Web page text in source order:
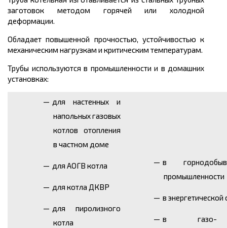
заготовок методом горячей или холодной
деформации.
Обладает повышенной прочностью, устойчивостью к
механическим нагрузкам и критическим температурам.
Трубы используются в промышленности и в домашних
установках:
для настенных и
напольных газовых
котлов отопления
в частном доме
для АОГВ котла
для котла ДКВР
для пиролизного
котла
в
промышленности
в энергетической
в